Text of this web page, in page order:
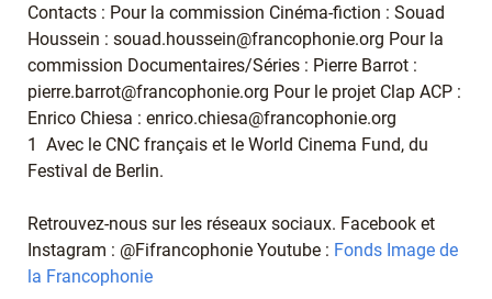
Contacts : Pour la commission Cinéma-fiction : Souad
Houssein : souad.houssein@francophonie.org Pour la
commission Documentaires/Séries : Pierre Barrot :
pierre.barrot@francophonie.org Pour le projet Clap ACP :
Enrico Chiesa : enrico.chiesa@francophonie.org
1 Avec le CNC français et le World Cinema Fund, du
Festival de Berlin.
Retrouvez-nous sur les réseaux sociaux. Facebook et
Instagram : @Fifrancophonie Youtube : Fonds Image de
la Francophonie